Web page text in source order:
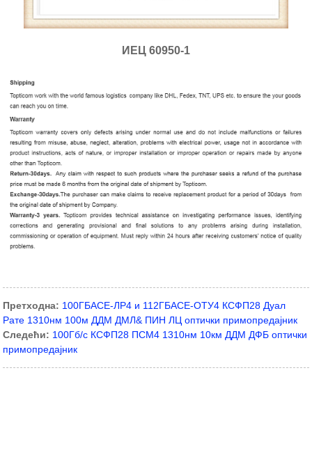
ИЕЦ 60950-1
Претходна: 100ГБАСЕ-ЛР4 и 112ГБАСЕ-ОТУ4 КСФП28 Дуал
Рате 1310нм 100м ДДМ ДМЛ& ПИН ЛЦ оптички примопредајник
Следећи: 100Гб/с КСФП28 ПСМ4 1310нм 10км ДДМ ДФБ оптички
примопредајник